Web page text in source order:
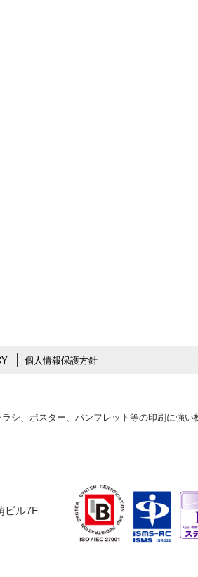
個人情報保護方針
シ、ポスター、パンフレット等の印刷に強い
ビル7F